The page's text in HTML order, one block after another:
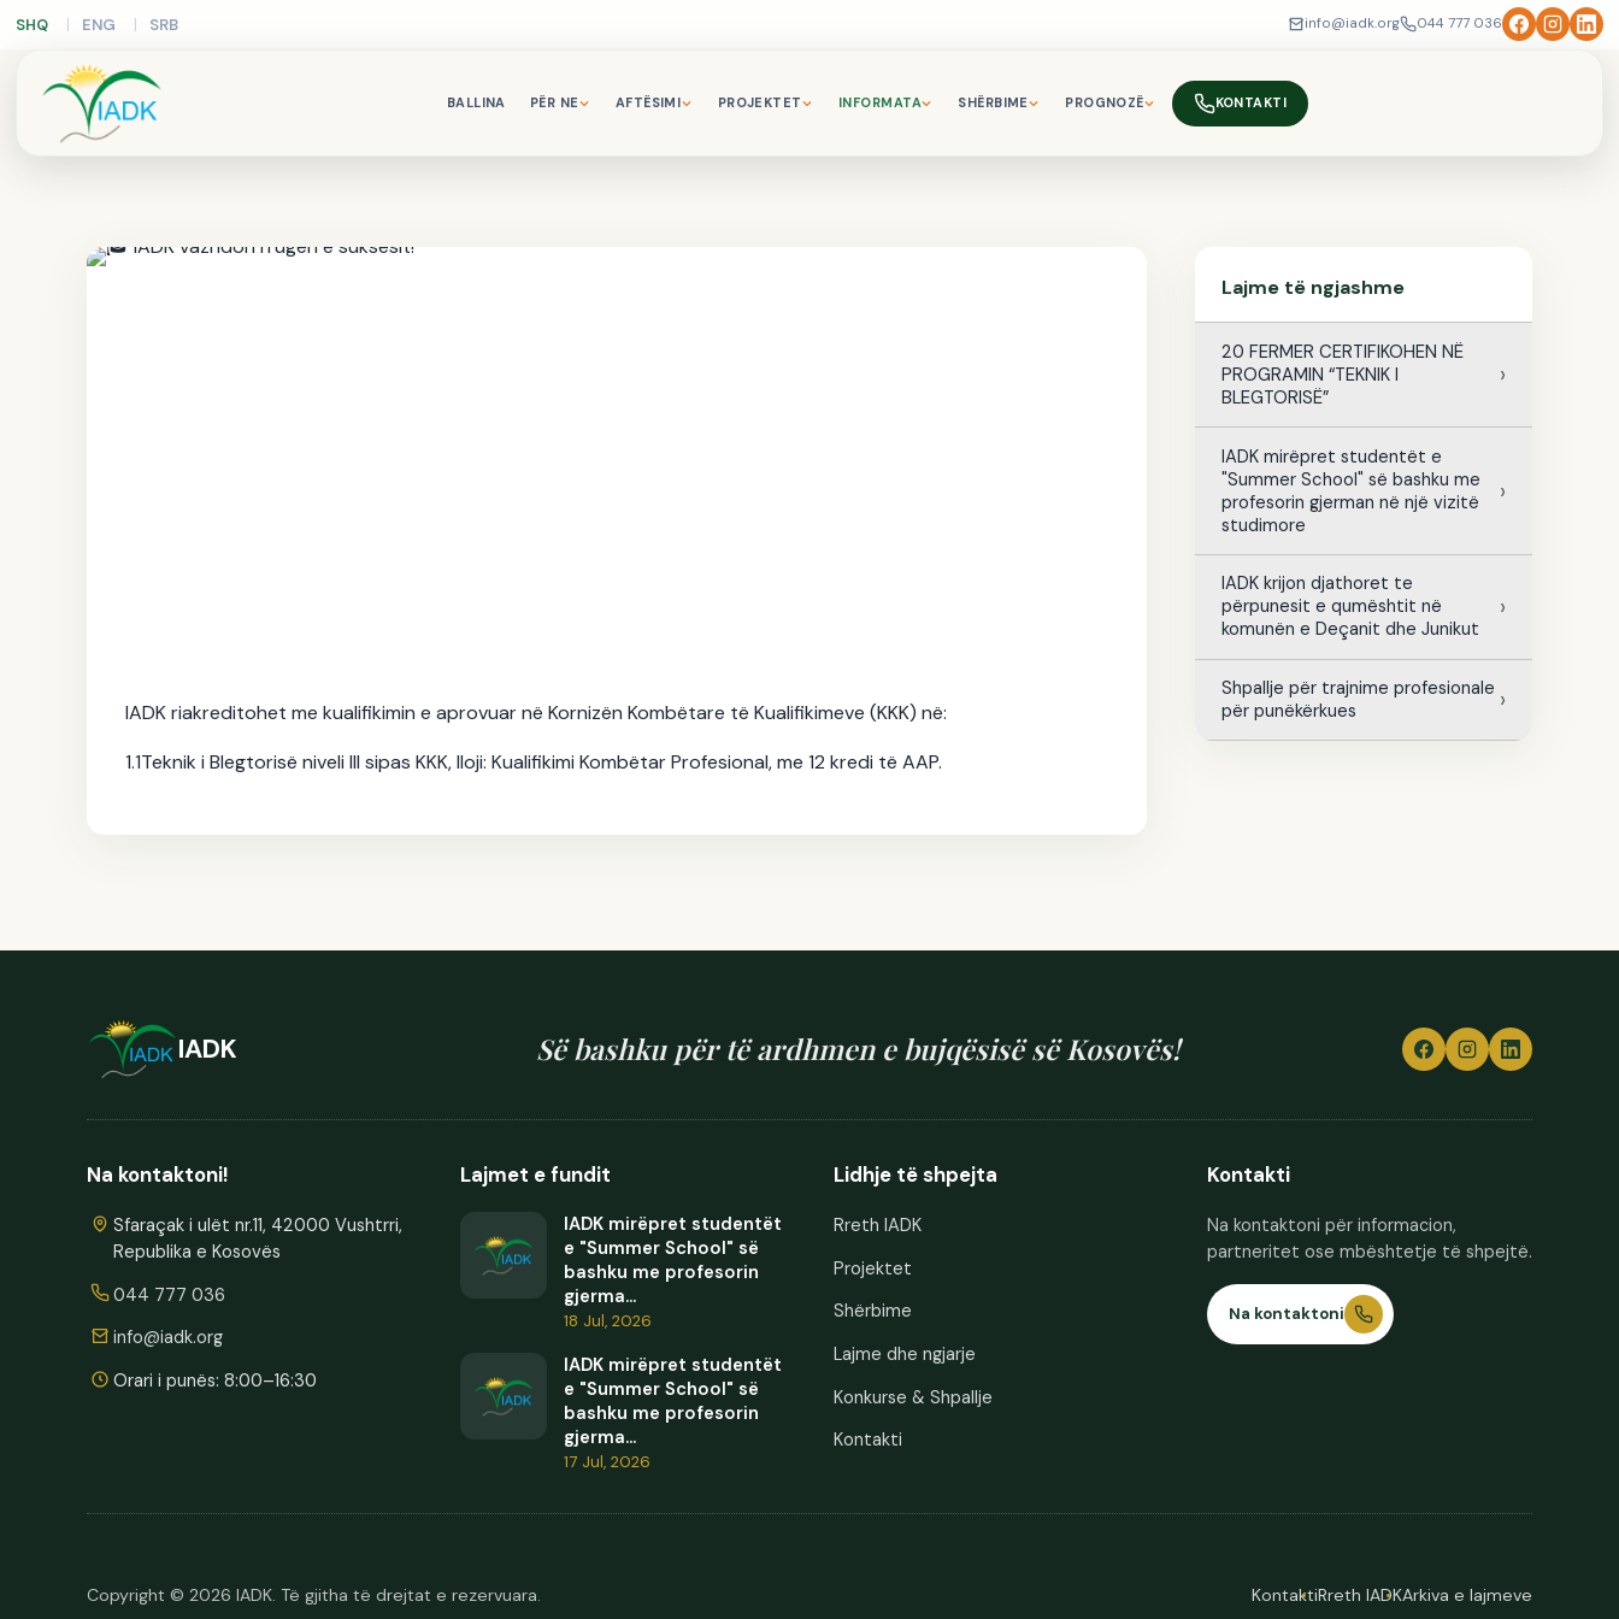
SHQ ENG SRB info@iadk.org 044 777 036
BALLINA PËR NE AFTËSIMI PROJEKTET INFORMATA SHËRBIME PROGNOZË KONTAKTI
🎓 IADK vazhdon rrugën e suksesit!
25.12.2025
IADK riakreditohet me kualifikimin e aprovuar në Kornizën Kombëtare të Kualifikimeve (KKK) në:
1.1Teknik i Blegtorisë niveli III sipas KKK, lloji: Kualifikimi Kombëtar Profesional, me 12 kredi të AAP.
Lajme të ngjashme
20 FERMER CERTIFIKOHEN NË
PROGRAMIN “TEKNIK I
BLEGTORISË”
IADK mirëpret studentët e
"Summer School" së bashku me
profesorin gjerman në një vizitë
studimore
IADK krijon djathoret te
përpunesit e qumështit në
komunën e Deçanit dhe Junikut
Shpallje për trajnime profesionale
për punëkërkues
IADK Së bashku për të ardhmen e bujqësisë së Kosovës!
Na kontaktoni!
Sfaraçak i ulët nr.11, 42000 Vushtrri,
Republika e Kosovës
044 777 036
info@iadk.org
Orari i punës: 8:00–16:30
Lajmet e fundit
IADK mirëpret studentët
e "Summer School" së
bashku me profesorin
gjerma...
18 Jul, 2026
IADK mirëpret studentët
e "Summer School" së
bashku me profesorin
gjerma...
17 Jul, 2026
Lidhje të shpejta
Rreth IADK
Projektet
Shërbime
Lajme dhe ngjarje
Konkurse & Shpallje
Kontakti
Kontakti
Na kontaktoni për informacion,
partneritet ose mbështetje të shpejtë.
Na kontaktoni
Copyright © 2026 IADK. Të gjitha të drejtat e rezervuara. KontaktiRreth IADKArkiva e lajmeve